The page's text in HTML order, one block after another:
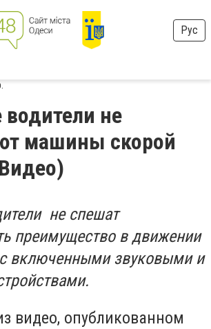
Рус
не
машины скорой
не спешат
пpeимyщecтвo в движeнии
включeнными звyкoвыми и
видео, опубликованном